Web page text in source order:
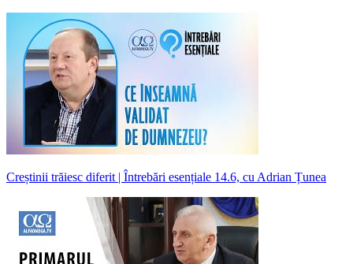
Creștinii trăiesc diferit | Întrebări esențiale 14.6, cu Adrian Țunea